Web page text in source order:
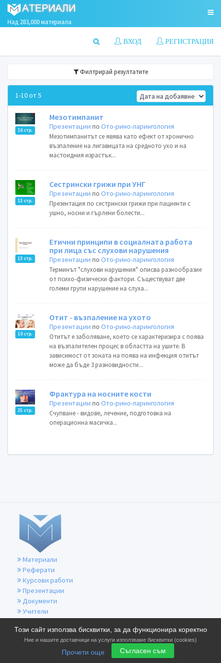
Над 283,000 материала
РЕГИСТРАЦИЯ
ВХОД
Филтрирай резултатите
1-10 от 5
16 стр.
Мезотимпанит
Презентации поОто-рино-ларингология
Мезотимпанитът се явява като ефект от хронично
възпаление на лигавицата на средното ухо и на
мастоидния израстък...
13 стр.
Сестрински грижи при УНГ
Презентации поОто-рино-ларингология
Презентация по сестрински грижи при пациенти с
ушно, носни и гърлени болести...
13 стр.
Етични принципи в социалната работа
при лица със слухови нарушения
Презентации поОто-рино-ларингология
Терминът "слухови нарушения" описва разнообразие
от психо-физически фактори. Съществуват две
големи групи нарушение на слуха...
10 стр.
Отит - възпаление на ухото
Презентации поОто-рино-ларингология
Отитът е заболяване, което се характеризира с поява
на възпалителен процес в областта на ушите. В
зависимост от зоната на поява на инфекция отитът
може да бъде 3 разновидности...
25 стр.
Фрактура на носните кости
Презентации поОто-рино-ларингология
Счупване - видове, лечение, подготовка на
операционна масичка...
Този сайт използва бисквитки, за да функционира коректно
Ние и нашите доставчици на услуги използваме бисквитки (cookies)
Прочети още Съгласен съм
Материали
Реферати
Курсови работи
Презентации
Документи
Учители
Общи условия
Политика за бисквитките
Политика за поверителност